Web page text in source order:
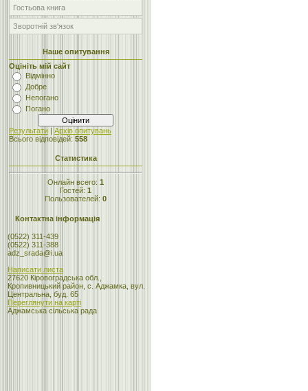
Гостьова книга
Зворотній зв'язок
Наше опитування
Оцініть мій сайт
Відмінно
Добре
Непогано
Погано
Результати | Архів опитувань
Всього відповідей: 558
Статистика
Онлайн всего: 1
Гостей: 1
Пользователей: 0
Контактна інформація
(0522) 311-439
(0522) 311-388
adz_srada@i.ua
Написати листа
27620 Кіровоградська обл.,
Кропивницький район, с. Аджамка, вул.
Центральна, буд. 65
Переглянути на карті
Аджамська сільська рада